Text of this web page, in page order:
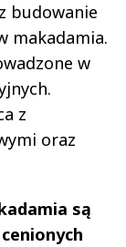
budowanie
makadamia.
w
z
oraz
są